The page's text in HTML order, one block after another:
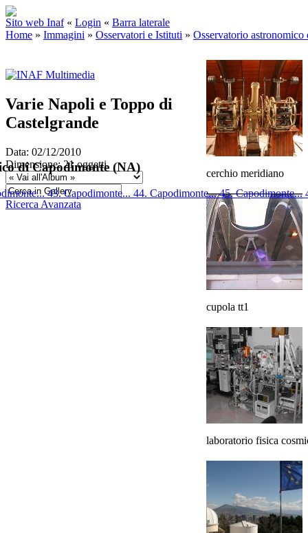
Sito web Inaf « Login « Barra laterale
Home » Immagini » Osservatori e Istituti » Osservatorio
Varie Napoli e Toppo di
Castelgrande
Data: 02/12/2010
Dimensione: 21 oggetti
Ricerca Avanzata
cerchio meridiano
cupola tt1
laboratorio fisica
di Capodimonte (NA)
43. Capodimonte... 44. Capodimonte...45. Capodimonte...